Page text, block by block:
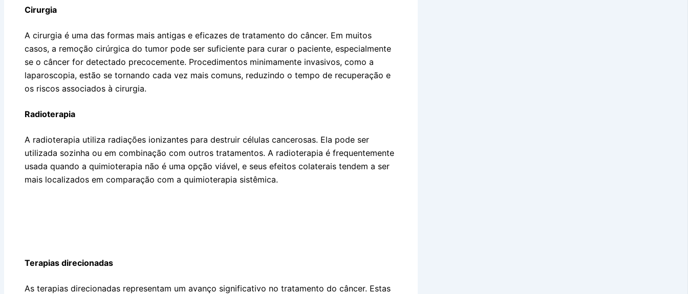
Cirurgia
A cirurgia é uma das formas mais antigas e eficazes de tratamento do câncer. Em muitos
casos, a remoção cirúrgica do tumor pode ser suficiente para curar o paciente, especialmente
se o câncer for detectado precocemente. Procedimentos minimamente invasivos, como a
laparoscopia, estão se tornando cada vez mais comuns, reduzindo o tempo de recuperação e
os riscos associados à cirurgia.
Radioterapia
A radioterapia utiliza radiações ionizantes para destruir células cancerosas. Ela pode ser
utilizada sozinha ou em combinação com outros tratamentos. A radioterapia é frequentemente
usada quando a quimioterapia não é uma opção viável, e seus efeitos colaterais tendem a ser
mais localizados em comparação com a quimioterapia sistêmica.
Terapias direcionadas
As terapias direcionadas representam um avanço significativo no tratamento do câncer. Estas